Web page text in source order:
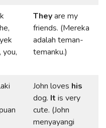
you,
Theyare my
friends. (Mereka
adalah teman-
temanku.)
John loves his
dog. It is very
cute. (John
menyayangi